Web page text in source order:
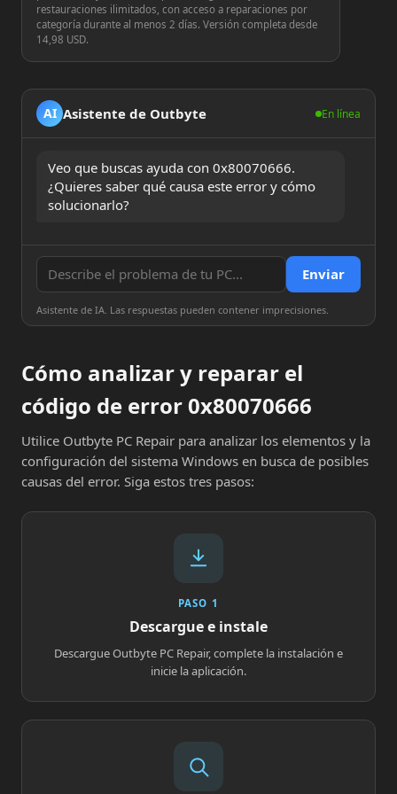
restauraciones ilimitados, con acceso a reparaciones por
categoría durante al menos 2 días. Versión completa desde
14,98 USD.
AI Asistente de Outbyte En línea
Veo que buscas ayuda con 0x80070666.
¿Quieres saber qué causa este error y cómo
solucionarlo?
Enviar
Asistente de IA. Las respuestas pueden contener imprecisiones.
Cómo analizar y reparar el
código de error 0x80070666
Utilice Outbyte PC Repair para analizar los elementos y la
configuración del sistema Windows en busca de posibles
causas del error. Siga estos tres pasos:
PASO 1
Descargue e instale
Descargue Outbyte PC Repair, complete la instalación e
inicie la aplicación.